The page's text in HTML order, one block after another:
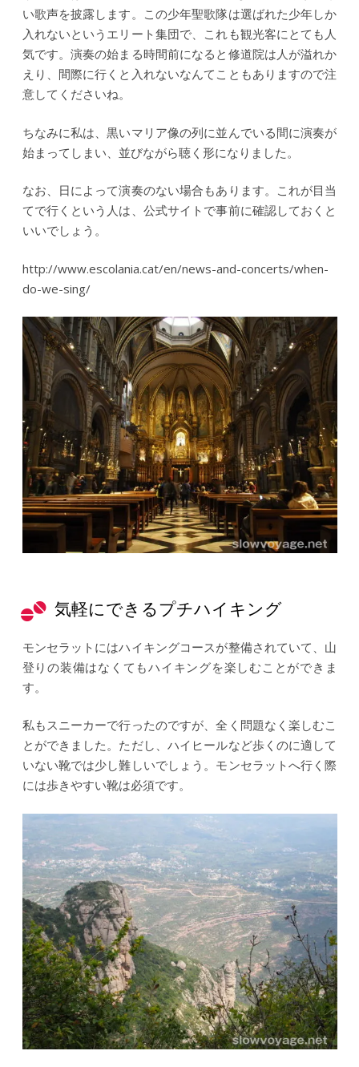
い歌声を披露します。この少年聖歌隊は選ばれた少年しか
入れないというエリート集団で、これも観光客にとても人
気です。演奏の始まる時間前になると修道院は人が溢れか
えり、間際に行くと入れないなんてこともありますので注
意してくださいね。
ちなみに私は、黒いマリア像の列に並んでいる間に演奏が
始まってしまい、並びながら聴く形になりました。
なお、日によって演奏のない場合もあります。これが目当
てで行くという人は、公式サイトで事前に確認しておくと
いいでしょう。
http://www.escolania.cat/en/news-and-concerts/when-
do-we-sing/
気軽にできるプチハイキング
モンセラットにはハイキングコースが整備されていて、山
登りの装備はなくてもハイキングを楽しむことができま
す。
私もスニーカーで行ったのですが、全く問題なく楽しむこ
とができました。ただし、ハイヒールなど歩くのに適して
いない靴では少し難しいでしょう。モンセラットへ行く際
には歩きやすい靴は必須です。